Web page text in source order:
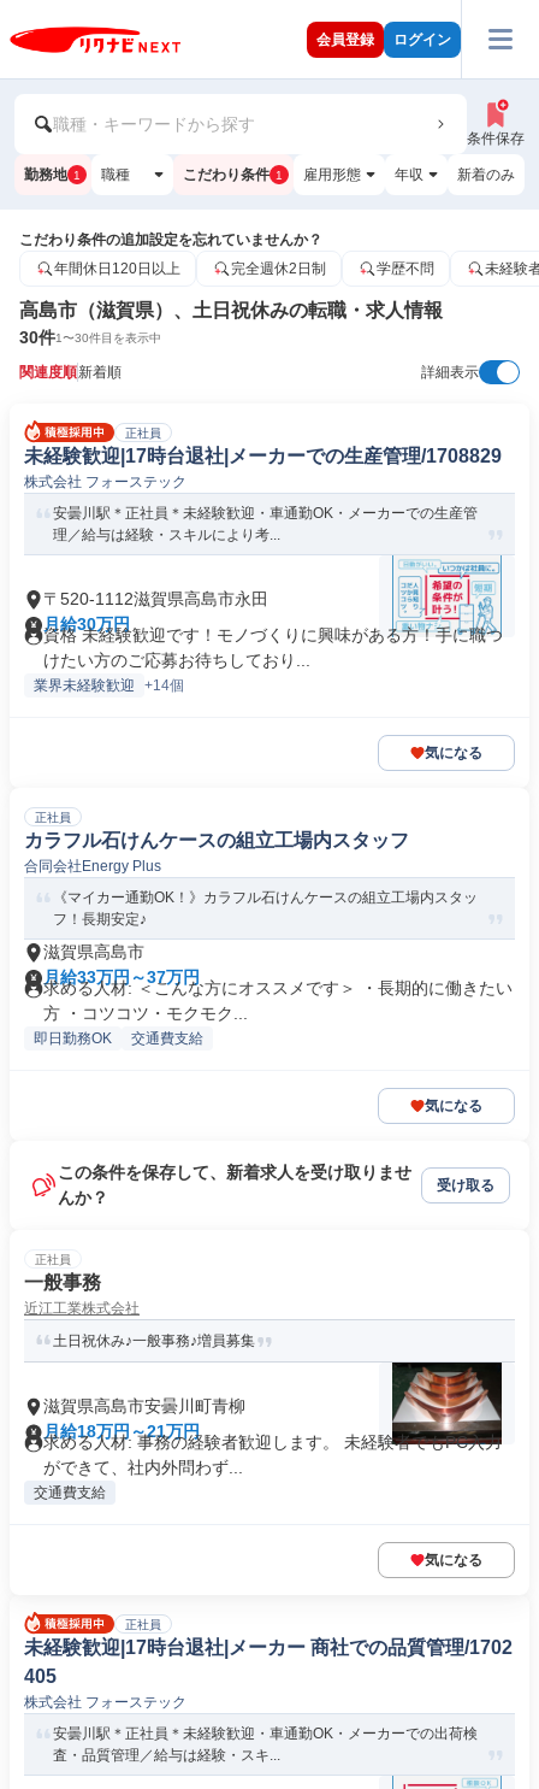
会員登録 ログイン
職種・キーワードから探す
条件保存
勤務地 1 職種 こだわり条件 1 雇用形態 年収 新着のみ
こだわり条件の追加設定を忘れていませんか？
年間休日120日以上
完全週休2日制 学歴不問 未経験
高島市（滋賀県）、土日祝休みの転職・求人情報
30件1〜30件目を表示中
関連度順新着順 詳細表示
正社員
未経験歓迎|17時台退社|メーカーでの生産管理/1708829
株式会社 フォーステック
安曇川駅＊正社員＊未経験歓迎・車通勤OK・メーカーでの生産管
理／給与は経験・スキルにより考...
〒520-1112滋賀県高島市永田
月給30万円
資格 未経験歓迎です！モノづくりに興味がある方！手に職つ
けたい方のご応募お待ちしており...
業界未経験歓迎 +14個
気になる
正社員
カラフル石けんケースの組立工場内スタッフ
合同会社Energy Plus
《マイカー通勤OK！》カラフル石けんケースの組立工場内スタッ
フ！長期安定♪
滋賀県高島市
月給33万円～37万円
求める人材: ＜こんな方にオススメです＞ ・長期的に働きたい
方 ・コツコツ・モクモク...
即日勤務OK 交通費支給
気になる
この条件を保存して、新着求人を受け取りませ
んか？
受け取る
正社員
一般事務
近江工業株式会社
土日祝休み♪一般事務♪増員募集
滋賀県高島市安曇川町青柳
月給18万円～21万円
求める人材: 事務の経験者歓迎します。 未経験者でもPC入力
ができて、社内外問わず...
交通費支給
気になる
正社員
未経験歓迎|17時台退社|メーカー 商社での品質管理/1702
405
株式会社 フォーステック
安曇川駅＊正社員＊未経験歓迎・車通勤OK・メーカーでの出荷検
査・品質管理／給与は経験・スキ...